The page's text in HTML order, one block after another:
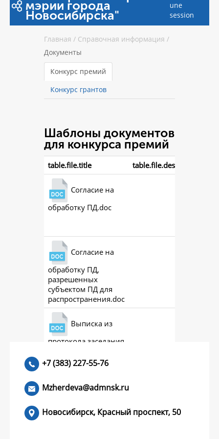
мэрии города
Новосибирска"
une
session
Главная / Справочная информация /
Документы
Конкурс премий
Конкурс грантов
Шаблоны документов
для конкурса премий
table.file.title table.file.description
Согласие на
обработку ПД.doc
Согласие на
обработку ПД,
разрешенных
субъектом ПД для
распространения.doc
Выписка из
протокола заседания
+7 (383) 227-55-76
Mzherdeva@admnsk.ru
Новосибирск, Красный проспект, 50